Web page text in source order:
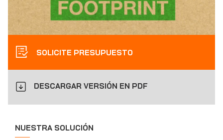
SOLICITE PRESUPUESTO
DESCARGAR VERSIÓN EN PDF
NUESTRA SOLUCIÓN